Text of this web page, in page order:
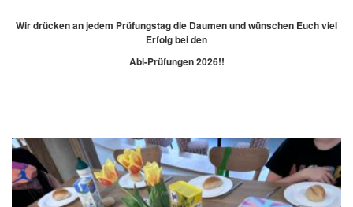
Wir drücken an jedem Prüfungstag die Daumen und wünschen Euch viel
Erfolg beiden
Abi-Prüfungen 2026!!